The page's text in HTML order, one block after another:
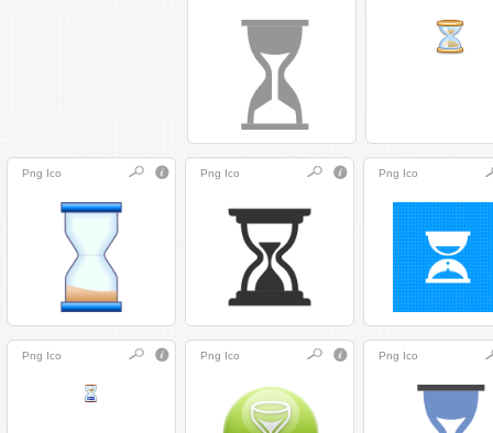
Png Ico Png Ico Png Ico
Png Ico Png Ico Png Ico